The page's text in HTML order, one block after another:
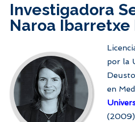
Investigadora
Naroa Ibarretxe
por la
en